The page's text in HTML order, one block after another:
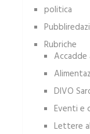
politica
Rubriche
Accadde
DIVO
Eventi e
Lettere